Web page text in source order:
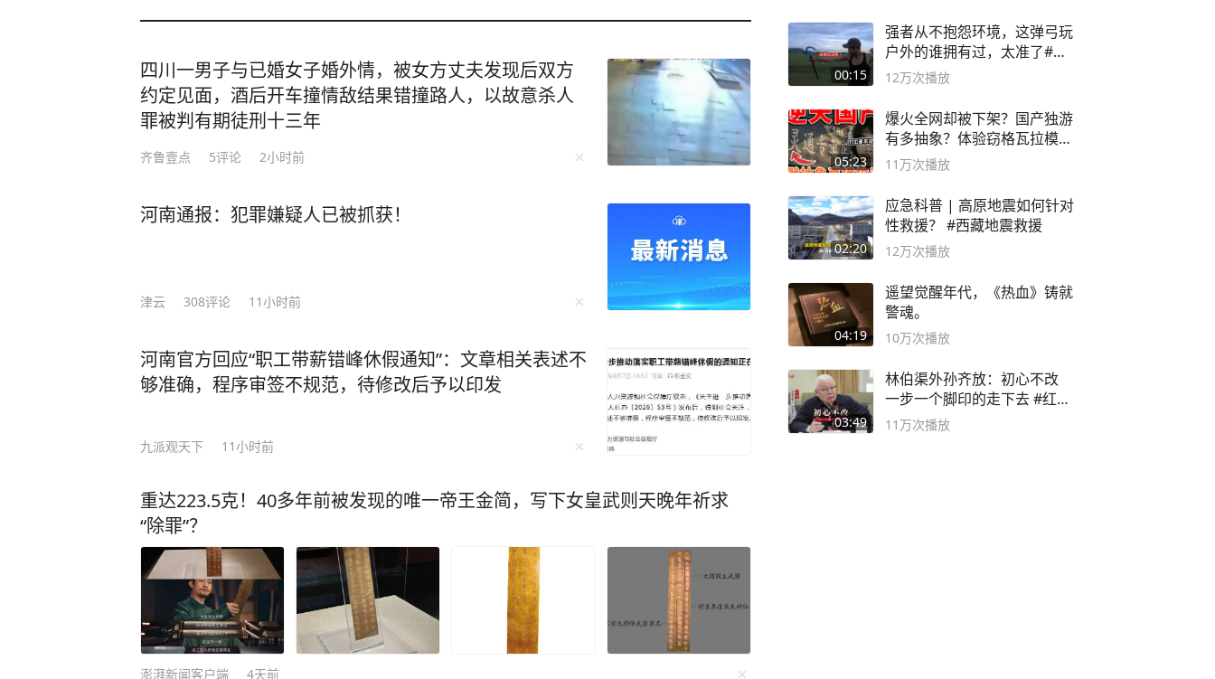
四川一男子与已婚女子婚外情，被女方丈夫发现后双方
约定见面，酒后开车撞情敌结果错撞路人，以故意杀人
罪被判有期徒刑十三年
齐鲁壹点 5评论 2小时前
河南通报：犯罪嫌疑人已被抓获！
津云 308评论 11小时前
河南官方回应“职工带薪错峰休假通知”：文章相关表述不
够准确，程序审签不规范，待修改后予以印发
九派观天下 11小时前
重达223.5克！40多年前被发现的唯一帝王金简，写下女皇武则天晚年祈求
“除罪”？
澎湃新闻客户端 4天前
00:15
强者从不抱怨环境，这弹弓玩
户外的谁拥有过，太准了#弹
弓#户外
12万次播放
05:23
爆火全网却被下架？国产独游
有多抽象？体验窃格瓦拉模拟
器！
11万次播放
02:20
应急科普 | 高原地震如何针对
性救援？ #西藏地震救援
12万次播放
04:19
遥望觉醒年代，《热血》铸就
警魂。
10万次播放
03:49
林伯渠外孙齐放：初心不改
一步一个脚印的走下去 #红船
论坛
11万次播放